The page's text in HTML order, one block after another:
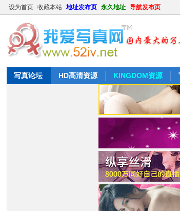
设为首页 收藏本站 地址发布页 永久地址 导航发布页
写真论坛 HD高清资源 KINGDOM资源